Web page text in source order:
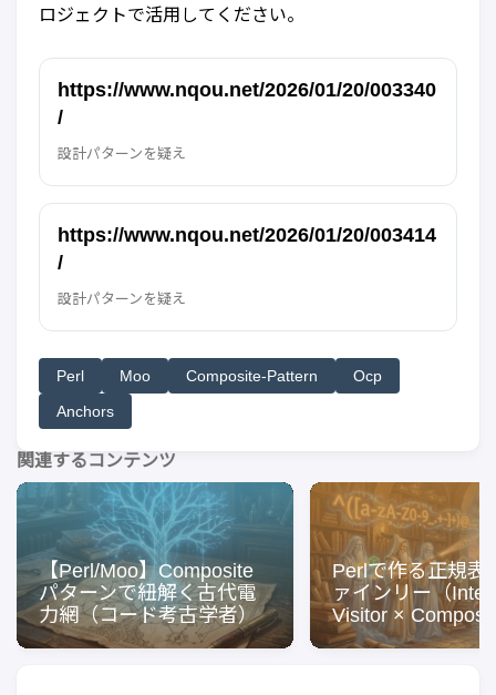
ロジェクトで活用してください。
https://www.nqou.net/2026/01/20/003340
/
設計パターンを疑え
https://www.nqou.net/2026/01/20/003414
/
設計パターンを疑え
Perl Moo Composite-Pattern
Ocp
Anchors
関連するコンテンツ
【Perl/Moo】Composite
パターンで紐解く古代電
力網（コード考古学者）
Perlで作る正規表
ァインリー（
Visitor ×